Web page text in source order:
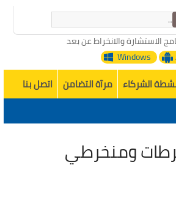
الاستشارة والانخراط عن بعد
Windows
الشركاء مرآة التضامن اتصل بنا
ومنخرطي